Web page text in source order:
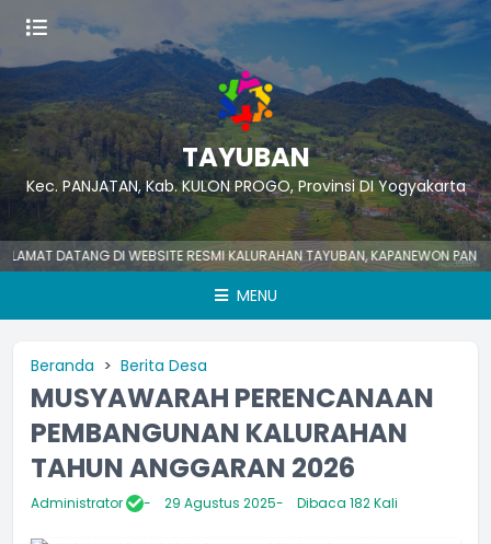
TAYUBAN
Kec. PANJATAN, Kab. KULON PROGO, Provinsi DI Yogyakarta
DATANG DI WEBSITE RESMI KALURAHAN TAYUBAN, KAPANEWON
MENU
Beranda Berita Desa
MUSYAWARAH PERENCANAAN
PEMBANGUNAN KALURAHAN
TAHUN ANGGARAN 2026
Administrator 29 Agustus 2025 Dibaca 182 Kali